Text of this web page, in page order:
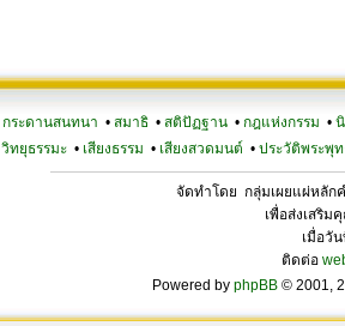
กระดานสนทนา • สมาธิ • สติปัฏฐาน • กฎแห่งกรรม •
วิทยุธรรมะ• เสียงธรรม • เสียงสวดมนต์ • ประวัติพระพุท
จัดทำโดย กลุ่มเผยแผ่หลัก
เพื่อส่งเสริม
เมื่อวั
ติดต่อ
Powered by phpBB © 2001,